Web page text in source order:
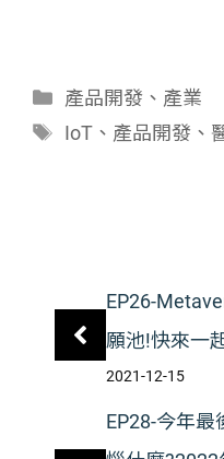
分
類
產品開發、 產業
標
IoT、 產品開發、
EP26-
願池!快來一
2021-12-15
EP28-今年